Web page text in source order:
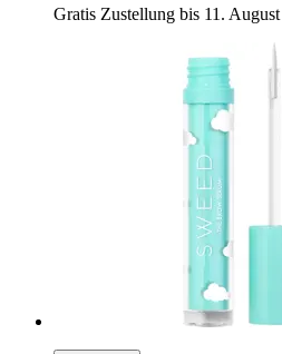
Gratis Zustellung bis 11. August